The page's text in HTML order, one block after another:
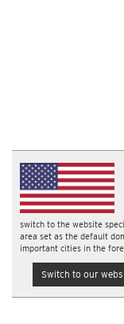
switch to the website
area set as the default
important cities in the
Switch to our